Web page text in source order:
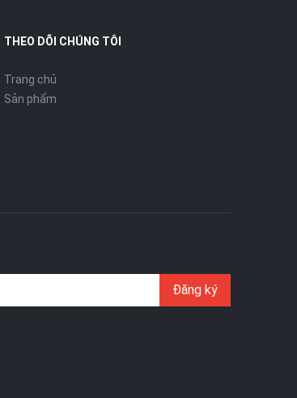
THEO DÕI CHÚNG TÔI
Trang chủ
Sản phẩm
Đăng ký